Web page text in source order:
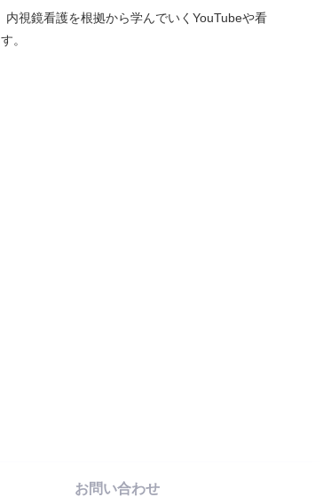
視鏡看護を根拠から学んでいくYouTubeや看
。
お問い合わせ